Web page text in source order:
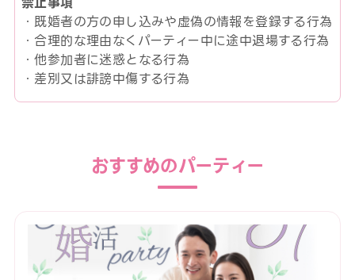
・既婚者の方の申し込みや虚偽の情報を登録する行為
・合理的な理由なくパーティー中に途中退場する行為
・他参加者に迷惑となる行為
・差別又は誹謗中傷する行為
おすすめのパーティー